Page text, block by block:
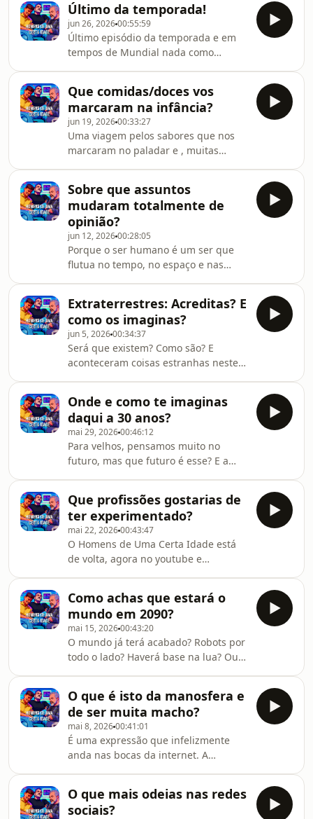
Último da temporada!
jun 26, 202600:55:59
Último episódio da temporada e em
tempos de Mundial nada como
Que comidas/doces vos
marcaram na infância?
jun 19, 202600:33:27
Uma viagem pelos sabores que nos
marcaram no paladar e , muitas
Sobre que assuntos
mudaram totalmente de
opinião?
jun 12, 202600:28:05
Porque o ser humano é um ser que
flutua no tempo, no espaço e nas
não são.
Extraterrestres: Acreditas? E
como os imaginas?
jun 5, 202600:34:37
Será que existem? Como são? E
aconteceram coisas estranhas neste
Onde e como te imaginas
daqui a 30 anos?
mai 29, 202600:46:12
Para velhos, pensamos muito no
futuro, mas que futuro é esse? E a
e liberdade total... até para vos dar
descontos!Apliquem o código HCI10
para 10% de desconto em todo o site
da Vibrolandia. Em
www.vibrolandia.com, aplicar o cupão
no momento da compra.
Que profissões gostarias de
ter experimentado?
mai 22, 202600:43:47
O Homens de Uma Certa Idade está
de volta, agora no youtube e
para 10% de desconto em todo o site
da Vibrolandia. Em
www.vibrolandia.com, aplicar o cupão
no momento da compra.
Como achas que estará o
mundo em 2090?
mai 15, 202600:43:20
O mundo já terá acabado? Robots por
todo o lado? Haverá base na lua? Ou
O que é isto da manosfera e
de ser muita macho?
mai 8, 202600:41:01
É uma expressão que infelizmente
anda nas bocas da internet. A
Uma Certa Idade está de volta, agora
no youtube e liberdade total... até
O que mais odeias nas redes
sociais?